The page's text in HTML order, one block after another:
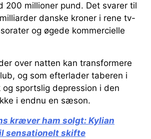
200 millioner pund. Det svarer til
danske kroner i rene tv-
og øgede kommercielle
over natten kan transformere
og som efterlader taberen i
sportslig depression i den
i endnu en sæson.
kræver ham solgt: Kylian
sensationelt skifte